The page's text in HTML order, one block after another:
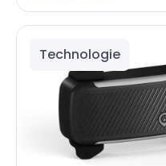
Technologie